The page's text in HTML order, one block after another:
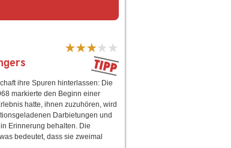
ihre Spuren hinterlassen: Die
markierte den Beginn einer
hatte, ihnen zuzuhören, wird
Darbietungen und
Erinnerung behalten. Die
bedeutet, dass sie zweimal